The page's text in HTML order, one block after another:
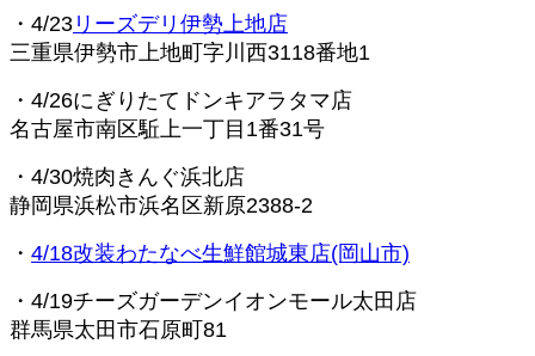
・4/23 リーズデリ伊勢上地店
三重県伊勢市上地町字川西3118番地1
・4/26にぎりたてドンキアラタマ店
名古屋市南区駈上一丁目1番31号
・4/30焼肉きんぐ浜北店
静岡県浜松市浜名区新原2388-2
・ 4/18改装わたなべ生鮮館城東店(岡山市)
・4/19チーズガーデンイオンモール太田店
群馬県太田市石原町81